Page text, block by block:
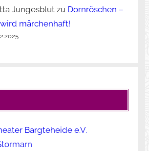
Jungesblutzu Dornröschen –
wird märchenhaft!
Bargteheide e.V.